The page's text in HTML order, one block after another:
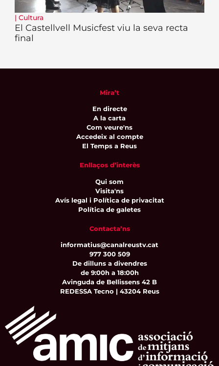
| Cultura
El Castellvell Musicfest viu la seva recta
final
Mira’t
En directe
A la carta
Com veure'ns
Accedeix al compte
El Temps a Reus
Enllaços d’interès
Qui som
Visita'ns
Avís legal i Política de privacitat
Política de galetes
Contacta’ns
informatius@canalreustv.cat
977 300 509
De dilluns a divendres
de 9:00h a 18:00h
Avinguda de Bellissens 42 B
REDESSA Tecno | 43204 Reus